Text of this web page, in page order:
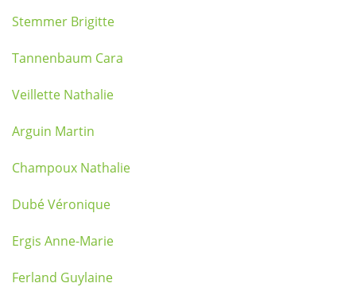
Stemmer Brigitte
Tannenbaum Cara
Veillette Nathalie
Arguin Martin
Champoux Nathalie
Dubé Véronique
Ergis Anne-Marie
Ferland Guylaine